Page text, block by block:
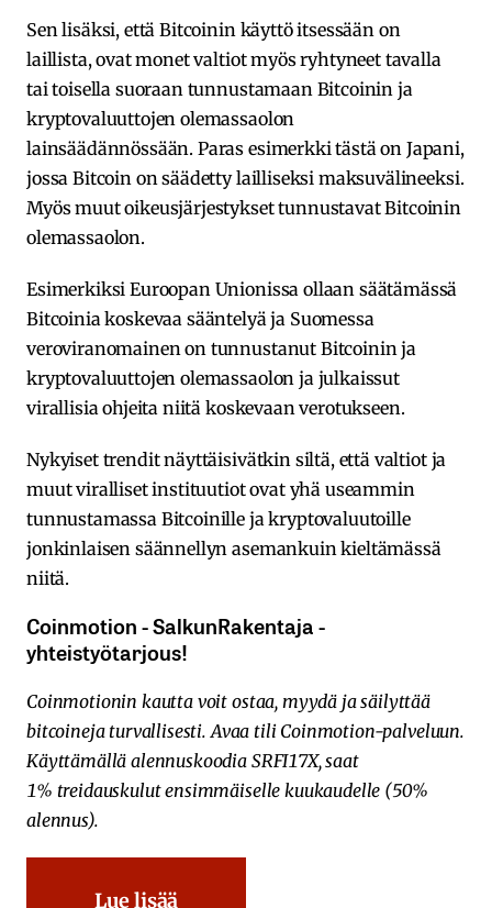
Sen lisäksi, että Bitcoinin käyttö itsessään on
laillista, ovat monet valtiot myös ryhtyneet tavalla
tai toisella suoraan tunnustamaan Bitcoinin ja
kryptovaluuttojen olemassaolon
lainsäädännössään. Paras esimerkki tästä on Japani,
jossa Bitcoin on säädetty lailliseksi maksuvälineeksi.
Myös muut oikeusjärjestykset tunnustavat Bitcoinin
olemassaolon.
Esimerkiksi Euroopan Unionissa ollaan säätämässä
Bitcoinia koskevaa sääntelyä ja Suomessa
veroviranomainen on tunnustanut Bitcoinin ja
kryptovaluuttojen olemassaolon ja julkaissut
virallisia ohjeita niitä koskevaan verotukseen.
Nykyiset trendit näyttäisivätkin siltä, että valtiot ja
muut viralliset instituutiot ovat yhä useammin
tunnustamassa Bitcoinille ja kryptovaluutoille
jonkinlaisen säännellyn asemankuin kieltämässä
niitä.
Coinmotion​ ​-​ ​SalkunRakentaja ​-​ ​
yhteistyötarjous!
Coinmotionin​ ​kautta​ ​voit​ ​ostaa, myydä​ ​ja​ ​säilyttää​ ​
bitcoineja​ ​turvallisesti.​ Avaa​ ​tili​ ​Coinmotion-palveluun.​
​Käyttämällä​ ​alennuskoodia​ ​SRFI17X,​ ​saat​ ​
1% treidauskulut​ ​ensimmäiselle​ ​kuukaudelle​ ​(50%​ ​
alennus).
Lue lisää